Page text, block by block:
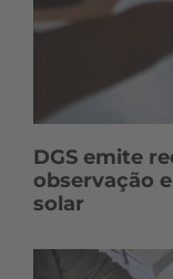
DGS emite
observação
solar